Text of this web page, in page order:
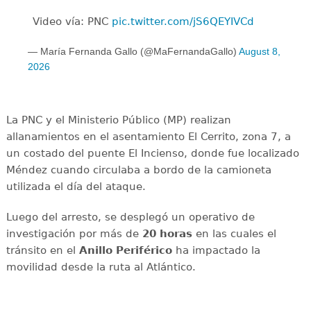
Video vía: PNC pic.twitter.com/jS6QEYIVCd
— María Fernanda Gallo (@MaFernandaGallo) August 8,
2026
La PNC y el Ministerio Público (MP) realizan
allanamientos en el asentamiento El Cerrito, zona 7, a
un costado del puente El Incienso, donde fue localizado
Méndez cuando circulaba a bordo de la camioneta
utilizada el día del ataque.
Luego del arresto, se desplegó un operativo de
investigación por más de 20 horasen las cuales el
tránsito en el Anillo Periféricoha impactado la
movilidad desde la ruta al Atlántico.